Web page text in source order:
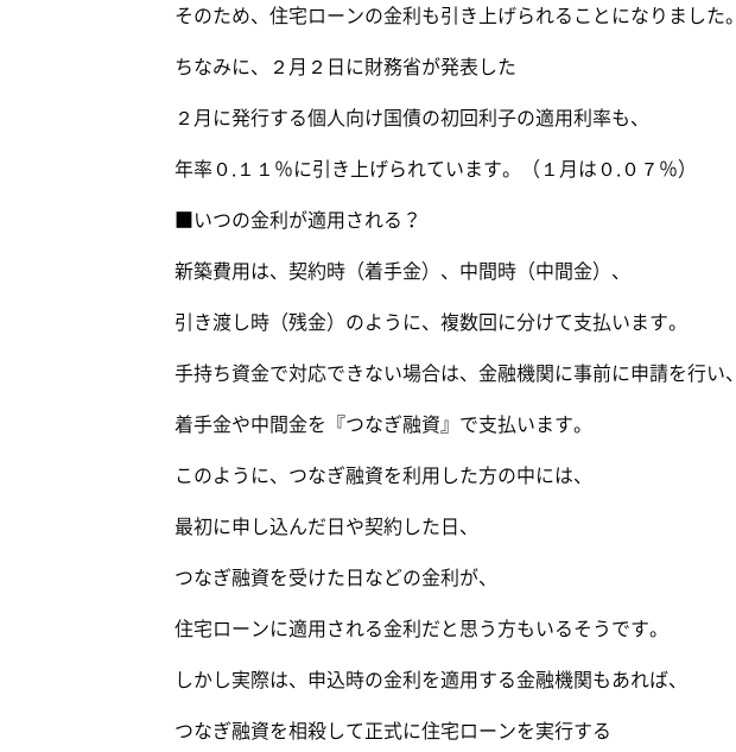
そのため、住宅ローンの金利も引き上げられることになりました。
ちなみに、２月２日に財務省が発表した
２月に発行する個人向け国債の初回利子の適用利率も、
年率０.１１％に引き上げられています。（１月は０.０７％）
■いつの金利が適用される？
新築費用は、契約時（着手金）、中間時（中間金）、
引き渡し時（残金）のように、複数回に分けて支払います。
手持ち資金で対応できない場合は、金融機関に事前に申請を行い、
着手金や中間金を『つなぎ融資』で支払います。
このように、つなぎ融資を利用した方の中には、
最初に申し込んだ日や契約した日、
つなぎ融資を受けた日などの金利が、
住宅ローンに適用される金利だと思う方もいるそうです。
しかし実際は、申込時の金利を適用する金融機関もあれば、
つなぎ融資を相殺して正式に住宅ローンを実行する